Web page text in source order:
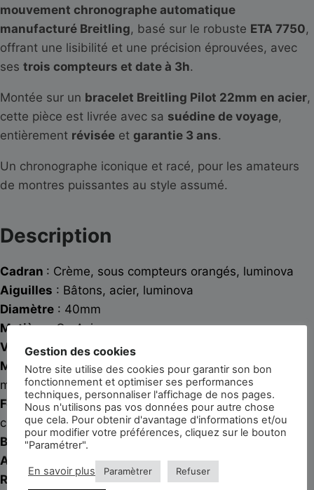
mouvement chronographe automatique
manufacturé Breitling, basé sur le robuste ETA 7750,
offrant une lisibilité et une précision éprouvées, avec
ses trois compteurs et date à 3h.
Montée sur un bracelet Breitling Pilot 22mm en acier,
cette pièce est livrée avec sa suédine de voyage,
entièrement révisée et garantie 3 ans.
Un chronographe iconique et racé, pour les amateurs
de montres puissantes au style assumé.
Description
Cadran : Crème, sous compteurs orangés, luminova
Aiguilles : Bâtons, acier, luminova
Diamètre : 40mm
Matière: Or, Acier
Verre: Saphir avec anti-reflet
Mouvement: Mécanique à remontage automatique
manufacturé Breitling, Base ETA 7750
Fonctionnalités: Heures, minutes, secondes, date,
chronographe 3 compteurs
Bracelet: Breitling Pilot 22mm, acier
Année
: Circa 1990
Référence: B13047
Gestion des cookies
Notre site utilise des cookies pour garantir son bon
fonctionnement et optimiser ses performances
techniques, personnaliser l'affichage de nos pages.
Nous n'utilisons pas vos données pour autre chose
que cela. Pour obtenir d'avantage d'informations et/ou
pour modifier votre préférences, cliquez sur le bouton
"Paramétrer".
En savoir plus Paramètrer Refuser